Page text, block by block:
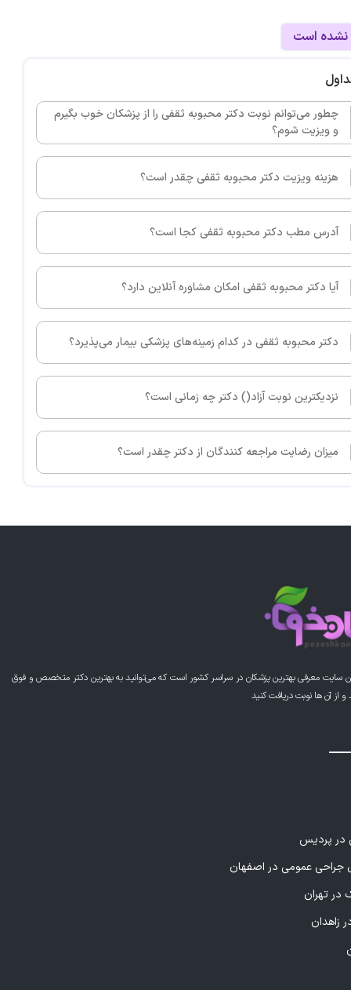
نشده است
چطور می‌توانم نوبت دکتر محبوبه ثقفی را از پزشکان خوب بگیرم
و ویزیت شوم؟
هزینه ویزیت دکتر محبوبه ثقفی چقدر است؟
آدرس مطب دکتر محبوبه ثقفی کجا است؟
آیا دکتر محبوبه ثقفی امکان مشاوره آنلاین دارد؟
دکتر محبوبه ثقفی در کدام زمینه‌های پزشکی بیمار می‌پذیرد؟
نزدیکترین نوبت آزاد() دکتر چه زمانی است؟
میزان رضایت مراجعه کنندگان از دکتر چقدر است؟
سایت معرفی بهترین پزشکان در سراسر کشور است که می‌توانید به بهترین دکتر متخصص و فوق
آن ها نوبت دریافت کنید
در پردیس
عمومی در اصفهان
در تهران
زاهدان